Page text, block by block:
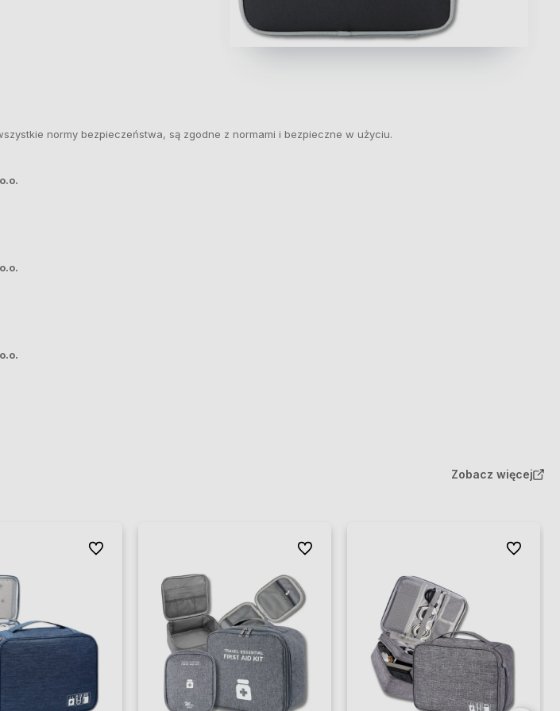
normy bezpieczeństwa, są zgodne z normami i bezpieczne w użyciu.
Zobacz więcej
Do ulubionych Do ulubionych Do